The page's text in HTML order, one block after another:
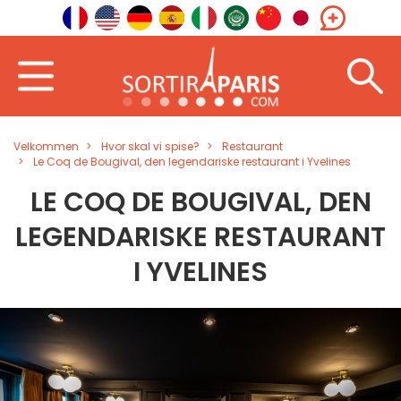
Velkommen Hvor skal vi spise?
Restaurant
Le Coq de Bougival, den legendariske restaurant i Yvelines
LE COQ DE BOUGIVAL, DEN
LEGENDARISKE RESTAURANT
I YVELINES